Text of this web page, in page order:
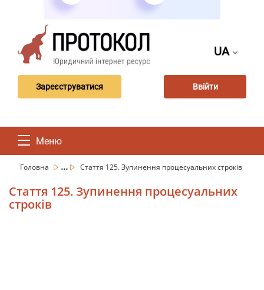
UA
Зареєструватися Ввійти
Меню
Головна ... Стаття 125. Зупинення процесуальних строків
Стаття 125. Зупинення процесуальних
строків